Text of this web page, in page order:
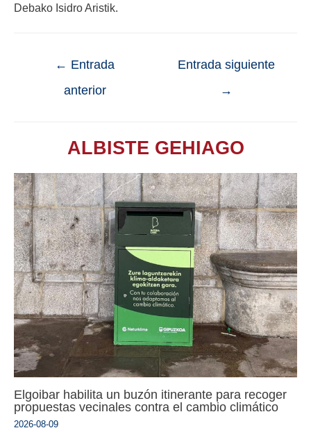
Debako Isidro Aristik.
← Entrada
anterior
Entrada siguiente
→
ALBISTE GEHIAGO
Elgoibar habilita un buzón itinerante para recoger
propuestas vecinales contra el cambio climático
2026-08-09